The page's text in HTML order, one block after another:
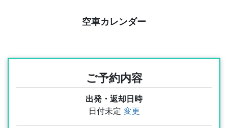
空車カレンダー
ご予約内容
出発・返却日時
日付未定 変更